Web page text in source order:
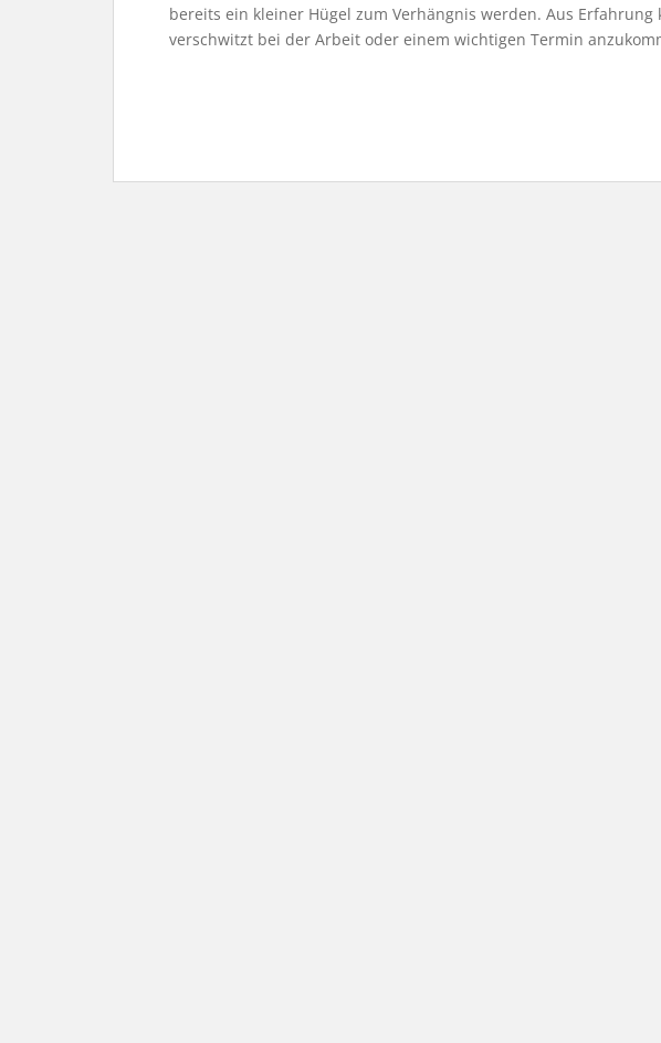
bereits ein kleiner Hügel zum Verhängnis werden. Aus Erfahrung
verschwitzt bei der Arbeit oder einem wichtigen Termin